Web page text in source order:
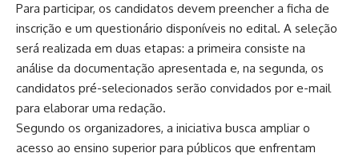
Para participar, os candidatos devem preencher a ficha de
inscrição e um questionário disponíveis no edital. A seleção
será realizada em duas etapas: a primeira consiste na
análise da documentação apresentada e, na segunda, os
candidatos pré-selecionados serão convidados por e-mail
para elaborar uma redação.
Segundo os organizadores, a iniciativa busca ampliar o
acesso ao ensino superior para públicos que enfrentam